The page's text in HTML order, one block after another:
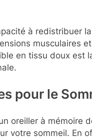
à redistribuer
musculaires
en tissu doux est
pour le
oreiller à
votre sommeil. En